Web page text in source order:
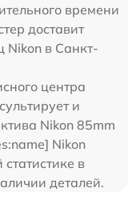
времени
доставит
Nikon в Санкт-
центра
и
Nikon 85mm
Nikon
в
деталей.